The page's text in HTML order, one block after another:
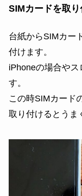
SIMカードを取り
台紙からSIMカー
付けます。
iPhoneの場合やス
す。
この時SIMカード
取り付けるとうま